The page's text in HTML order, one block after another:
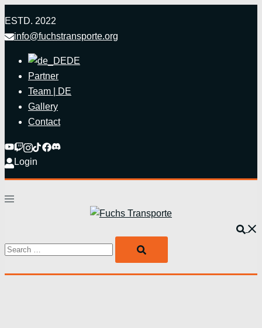
Inhalt
springen
ESTD. 2022
info@fuchstransporte.org
DE
Partner
Team | DE
Gallery
Contact
Login
Menü
Suche
Search…